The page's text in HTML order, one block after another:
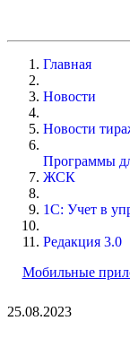
Главная
Новости
Новости
Программы
ЖСК
1С: Учет в
Редакция 3.0
Мобильные
25.08.2023